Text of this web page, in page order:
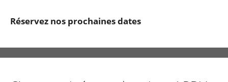
Réservez nos prochaines dates